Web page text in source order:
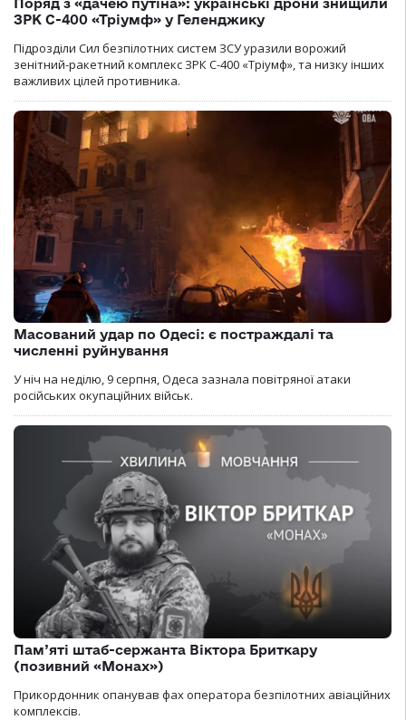
ЗРК С-400 «Тріумф» у Геленджику
Підрозділи Сил безпілотних систем ЗСУ уразили ворожий
зенітний-ракетний комплекс ЗРК С-400 «Тріумф», та низку інших
важливих цілей противника.
Масований удар по Одесі: є постраждалі та
численні руйнування
У ніч на неділю, 9 серпня, Одеса зазнала повітряної атаки
російських окупаційних військ.
Пам’яті штаб-сержанта Віктора Бриткару
(позивний «Монах»)
Прикордонник опанував фах оператора безпілотних авіаційних
комплексів.